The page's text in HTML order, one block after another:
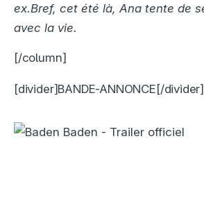
ex.Bref, cet été là, Ana tente de
avec la vie.
[/column]
[divider]BANDE-ANNONCE[/divider]